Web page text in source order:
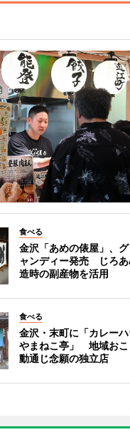
食べる
金沢「あめの俵屋」、
ャンディー発売 じろあ
造時の副産物を活用
食べる
金沢・末町に「カレー
やまねこ亭」 地域おこ
動通じ念願の独立店